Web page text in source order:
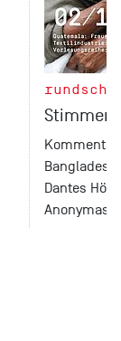
Stimmen
Dantes
Anonymas